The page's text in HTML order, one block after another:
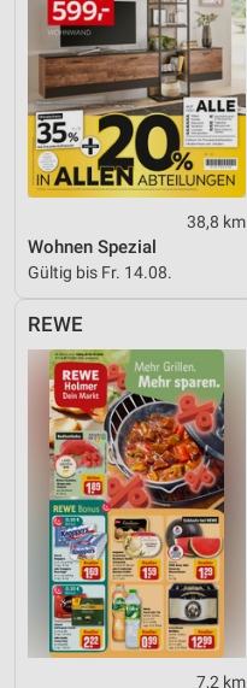
38,8 km
Wohnen Spezial
Gültig bis Fr. 14.08.
REWE
7,2 km